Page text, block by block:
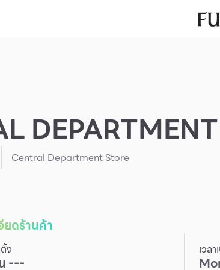
สำ
Food
Central Department Store
ยดร้านค้า
ง
---
เวล